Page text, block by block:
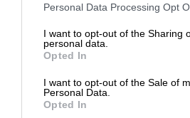
Personal Data Processing Opt
I want to opt-out of the Sharing
personal data.
Opted In
I want to opt-out of the Sale of
Personal Data.
Opted In
Mechaniczne
Regulacja pozycji
ekranu